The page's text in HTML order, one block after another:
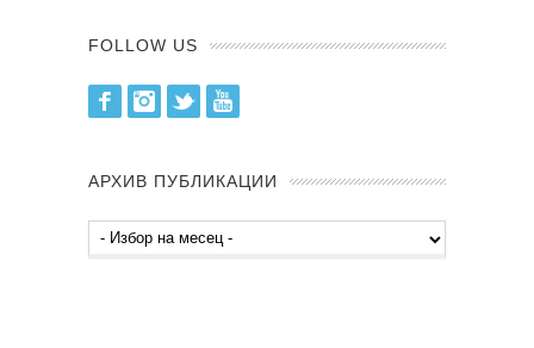
FOLLOW US
FacebookInstagram
Twitter
АРХИВ ПУБЛИКАЦИИ
Архив
публикации